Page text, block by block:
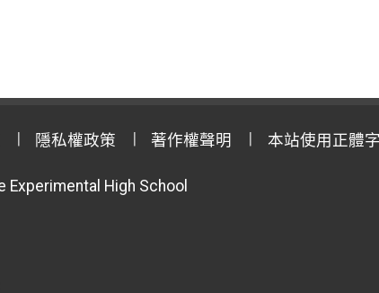
隱私權政策 著作權聲明 本站使用正體
Experimental High School